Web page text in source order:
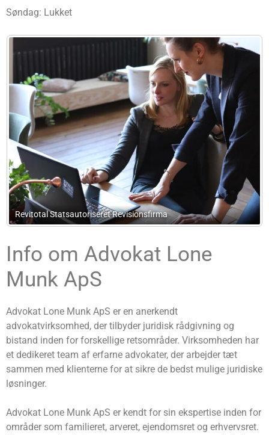
Søndag: Lukket
Advokatfirmaet Poul Turley
Info om Advokat Lone
Munk ApS
Advokat Lone Munk ApS er en anerkendt
advokatvirksomhed, der tilbyder juridisk rådgivning og
bistand inden for forskellige retsområder. Virksomheden har
et dedikeret team af erfarne advokater, der arbejder tæt
sammen med klienterne for at sikre de bedst mulige juridiske
løsninger.
Advokat Lone Munk ApS er kendt for sin ekspertise inden for
områder som familieret, arveret, ejendomsret og erhvervsret.